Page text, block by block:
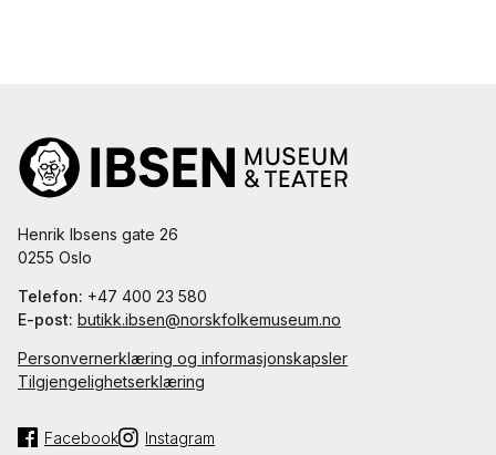
Henrik Ibsens gate 26
0255 Oslo
Telefon: +47 400 23 580
E-post: butikk.ibsen@norskfolkemuseum.no
Personvernerklæring og informasjonskapsler
Tilgjengelighetserklæring
Facebook Instagram